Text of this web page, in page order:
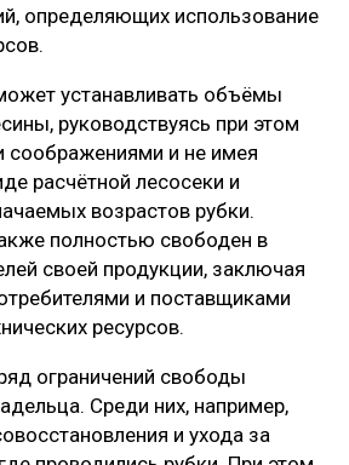
определяющих использование
устанавливать объёмы
руководствуясь при этом
соображениями и не имея
расчётной лесосеки и
возрастов рубки.
полностью свободен в
своей продукции, заключая
и поставщиками
ресурсов.
ограничений свободы
Среди них, например,
и ухода за